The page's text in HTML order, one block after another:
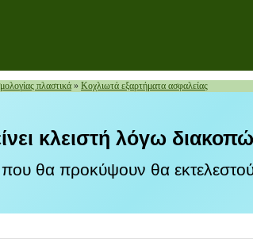
πλαστικά » Κοχλιωτά εξαρτήματα ασφαλείας
κλειστή λόγω
που θα προκύψουν θα